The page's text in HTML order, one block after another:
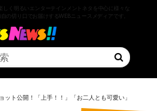
しく明るいエンターテインメントネタを中心に様々な
の切り口でお届けするWEBニュースメディアです。
ト公開！「上手！！」「お二人とも可愛い」